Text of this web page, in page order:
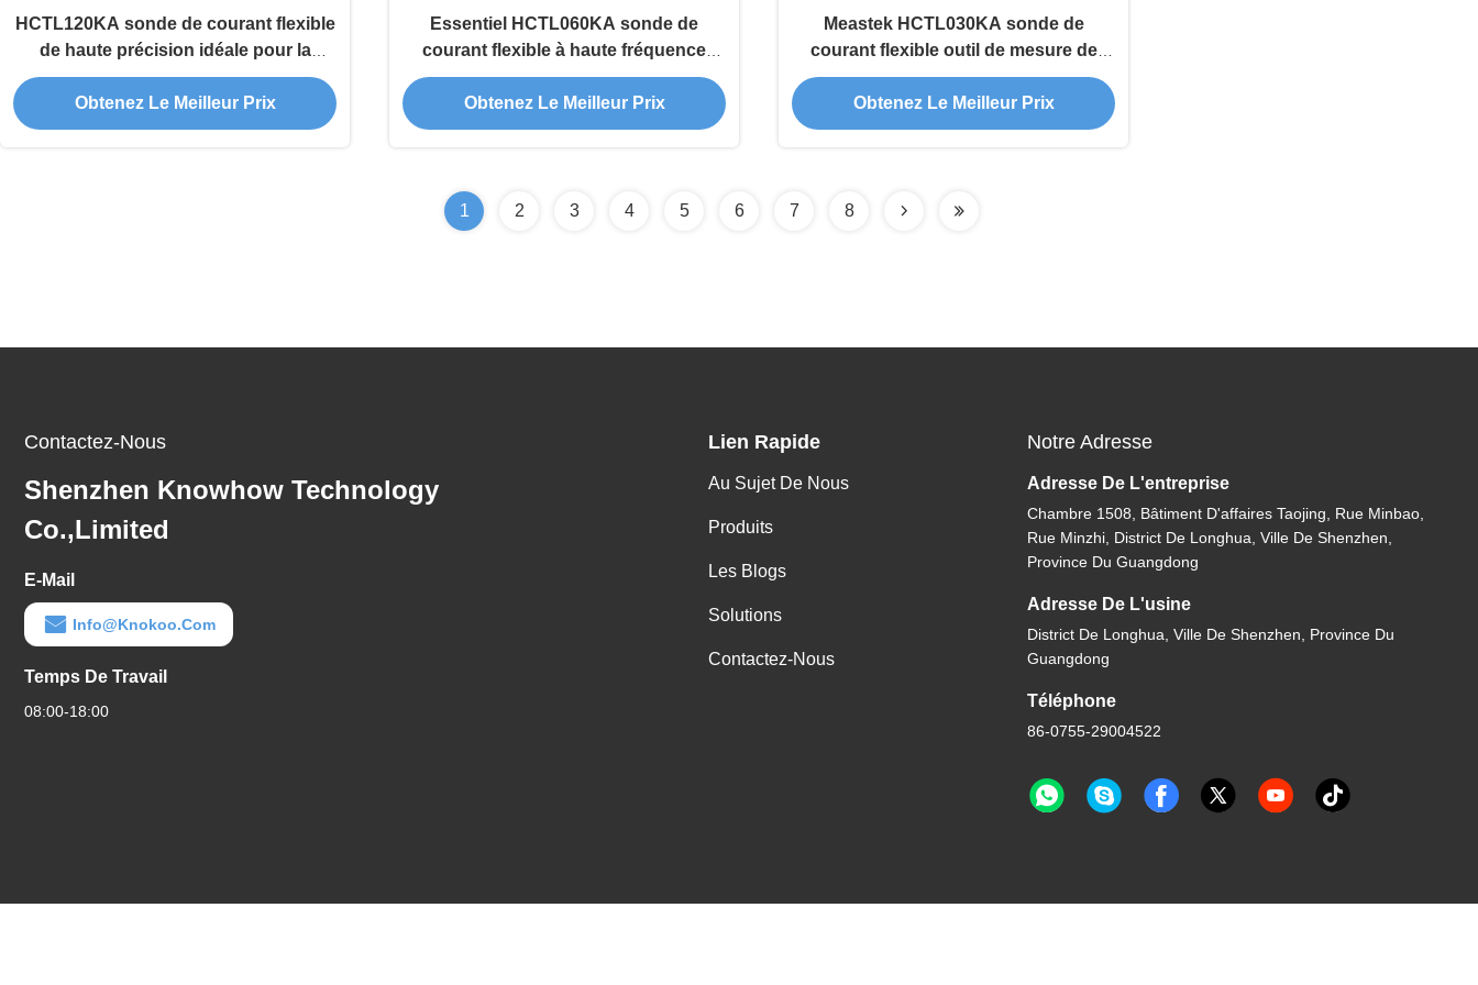
HCTL120KA sonde de courant flexible
de haute précision idéale pour la
surveillance du courant de la sous-
station à grande échelle
Obtenez Le Meilleur Prix
Essentiel HCTL060KA sonde de
courant flexible à haute fréquence
pour la surveillance des réseaux
électriques industriels
Obtenez Le Meilleur Prix
Meastek HCTL030KA sonde de
courant flexible outil de mesure de
haute tension et de courant élevé
Obtenez Le Meilleur Prix
1 2 3 4 5 6 7 8
Contactez-Nous
Shenzhen Knowhow Technology
Co.,limited
E-Mail
Info@knokoo.com
Temps De Travail
08:00-18:00
Lien Rapide
Au Sujet De Nous
Produits
Les Blogs
Solutions
Contactez-Nous
Notre Adresse
Adresse De L'entreprise
Chambre 1508, Bâtiment D'affaires Taojing, Rue Minbao,
Rue Minzhi, District De Longhua, Ville De Shenzhen,
Province Du Guangdong
Adresse De L'usine
District De Longhua, Ville De Shenzhen, Province Du
Guangdong
Téléphone
86-0755-29004522